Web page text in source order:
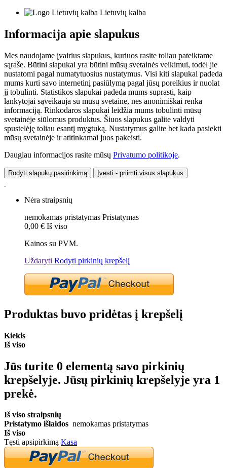
Lietuvių kalba
Informacija apie slapukus
Mes naudojame įvairius slapukus, kuriuos rasite toliau pateiktame
sąraše. Būtini slapukai yra būtini mūsų svetainės veikimui, todėl jie
nustatomi pagal numatytuosius nustatymus. Visi kiti slapukai padeda
mums kurti savo internetinį pasiūlymą pagal jūsų poreikius ir nuolat
jį tobulinti. Statistikos slapukai padeda mums suprasti, kaip
lankytojai sąveikauja su mūsų svetaine, nes anonimiškai renka
informaciją. Rinkodaros slapukai leidžia mums tobulinti mūsų
svetainėje siūlomus produktus. Šiuos slapukus galite valdyti
spustelėję toliau esantį mygtuką. Nustatymus galite bet kada pasiekti
mūsų svetainėje ir atitinkamai juos pakeisti.
Daugiau informacijos rasite mūsų Privatumo politikoje.
Rodyti slapukų pasirinkimą Įvesti - priimti visus slapukus
Nėra straipsnių
nemokamas pristatymas Pristatymas
0,00 € Iš viso
Kainos su PVM.
Uždaryti Rodyti pirkinių krepšelį
Produktas buvo pridėtas į krepšelį
Kiekis
Iš viso
Jūs turite 0 elementą savo pirkinių
krepšelyje. Jūsų pirkinių krepšelyje yra 1
prekė.
Iš viso straipsnių
Pristatymo išlaidos nemokamas pristatymas
Iš viso
Tęsti apsipirkimą Kasa